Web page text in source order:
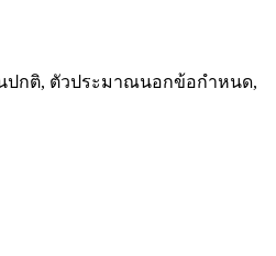
ป็นปกติ, ตัวประมาณนอกข้อกำหนด,